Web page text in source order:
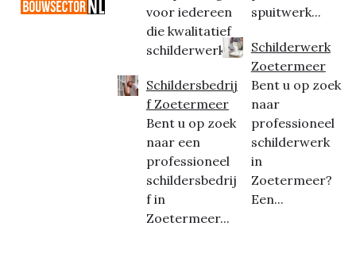
voor iedereen
die kwalitatief
schilderwerk...
Schildersbedrij
f Zoetermeer
Bent u op zoek
naar een
professioneel
schildersbedrij
f in
Zoetermeer...
spuitwerk...
Schilderwerk
Zoetermeer
Bent u op zoek
naar
professioneel
schilderwerk
in
Zoetermeer?
Een...